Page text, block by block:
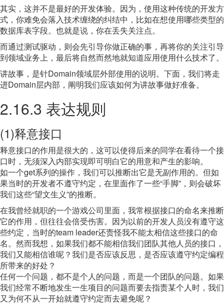
其实，这并不是最好的开发体验。因为，使用这种传统的开发方
式，你难免会落入技术缠绕的纠结中，比如在想使用哪些类型的
数据库表字段。也就是说，你在丢失关注点。
而通过测试驱动，则会先引导你做正确的事，再将你的关注引导
到领域业务上，最后将自然而然地就知道应用使用什么技术了。
讲故事，是针Domain领域层外部使用的说明。下面，我们将走
进Domain层内部，阐明我们应该如何为讲故事做好准备。
2.16.3 表达规则
(1)释意接口
释意接口的作用是很大的，这可以使得后来的同学在看待一个接
口时，无须深入内部实现即可明白它的用意和产生的影响。
如一个get系列的操作，我们可以推断出它是无副作用的。但如
果当时的开发者不遵守约定，在里面作了一些“手脚”，则会破坏
我们这些“望文生义”的推断。
在我曾经就职的一个游戏公司里面，我常根据接口的命名来推断
它的作用，但往往会倍受伤害。因为以前的开发人员没有遵守这
些约定，当时的team leader还责怪我不能太相信这些接口的命
名。然而我想，如果我们都不能相信我们团队其他人员的接口，
我们又能相信谁呢？我们是否应该反思，是否应该遵守约定编程
所带来的好处？
任何一个问题，都不是个人的问题，而是一个团队的问题。如果
我们经常不断地发生一生项目的问题而要去指责某个人时，我们
又为何不从一开始就遵守约定而去避免呢？